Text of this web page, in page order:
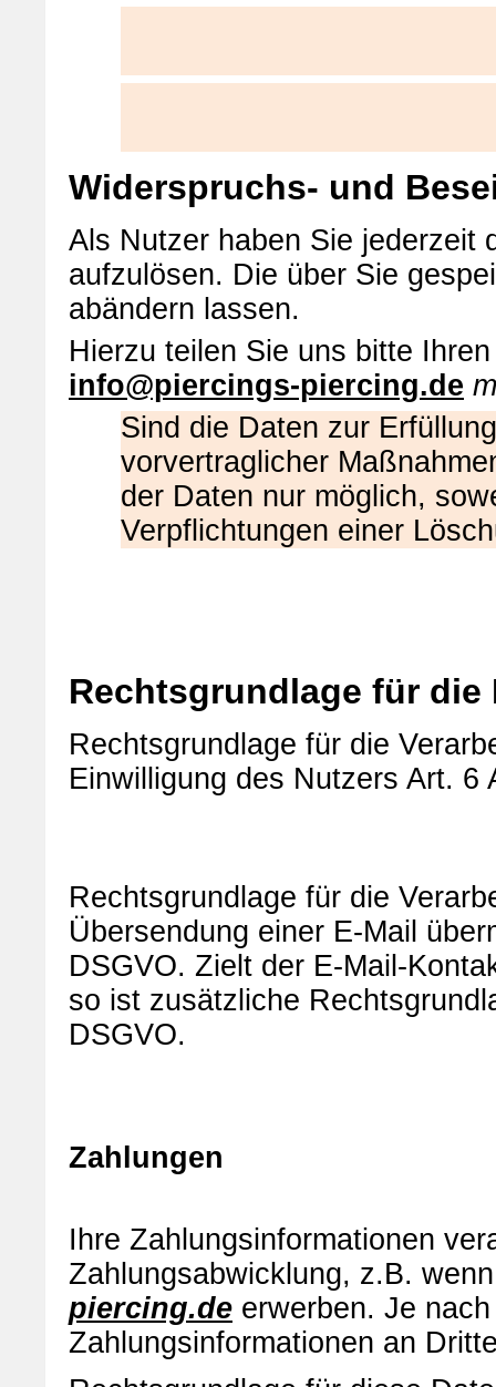
Widerspruchs- und
Als Nutzer haben Sie jederzeit
aufzulösen. Die über Sie
abändern lassen.
Hierzu teilen Sie uns bitte
info@piercings-piercing.de
Sind die Daten zur
vorvertraglicher
der Daten nur möglich,
Verpflichtungen einer
Rechtsgrundlage für die
Rechtsgrundlage für die
Einwilligung des Nutzers Art. 6
Rechtsgrundlage für die
Übersendung einer E-Mail
DSGVO. Zielt der E-Mail-
so ist zusätzliche
DSGVO.
Zahlungen
Ihre Zahlungsinformationen
Zahlungsabwicklung, z.B.
piercing.de erwerben. Je
Zahlungsinformationen an